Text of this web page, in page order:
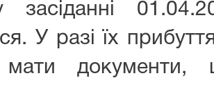
засіданні
У разі їх
мати документи,